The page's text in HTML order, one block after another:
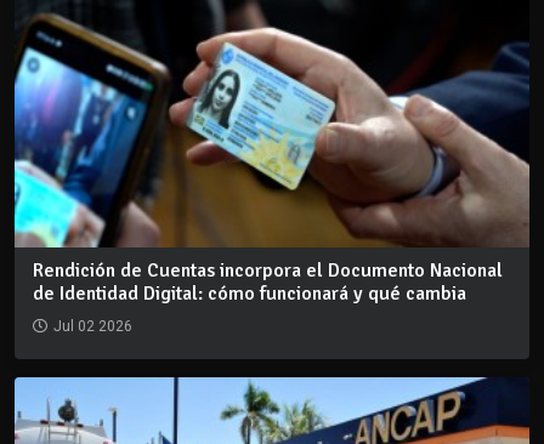
Rendición de Cuentas incorpora el Documento Nacional
de Identidad Digital: cómo funcionará y qué cambia
Jul 02 2026